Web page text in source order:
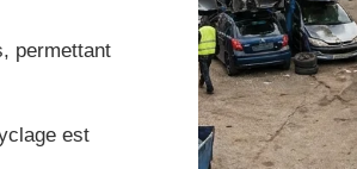
permettant
est